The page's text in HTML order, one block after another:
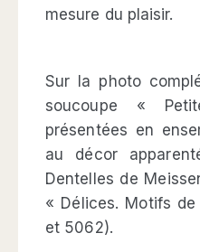
mesure du plaisir.
Sur la photo
soucoupe «
présentées en
au décor
Dentelles de
« Délices. Motifs
et 5062).